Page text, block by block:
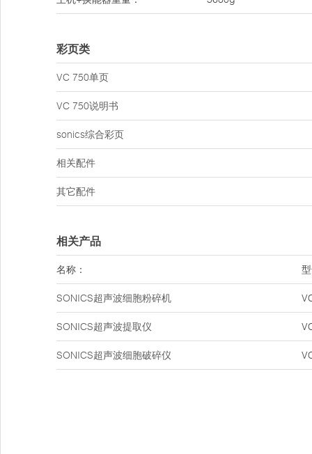
彩页类
VC 750单页
VC 750说明书
sonics综合彩页
相关配件
其它配件
相关产品
名称：
SONICS超声波细胞粉碎机
SONICS超声波提取仪
SONICS超声波细胞破碎仪